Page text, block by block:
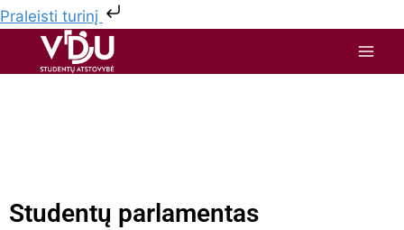
Praleisti turinį
Studentų parlamentas